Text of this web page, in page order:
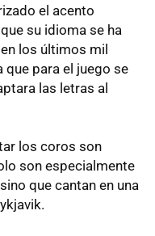
el acento
su idioma se ha
los últimos mil
que para el juego se
las letras al
los coros son
son especialmente
que cantan en una